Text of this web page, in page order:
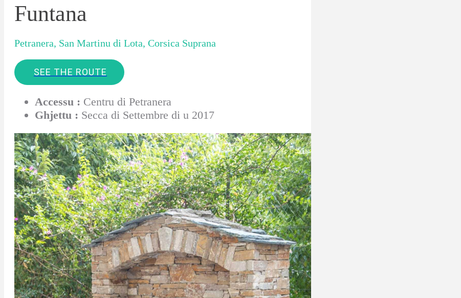
Funtana
Petranera, San Martinu di Lota, Corsica Suprana
SEE THE ROUTE
Accessu : Centru di Petranera
Ghjettu : Secca di Settembre di u 2017